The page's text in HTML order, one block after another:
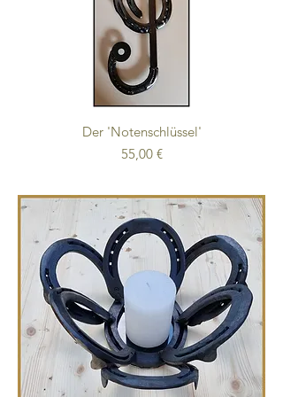
Der 'Notenschlüssel'
Preis
55,00 €